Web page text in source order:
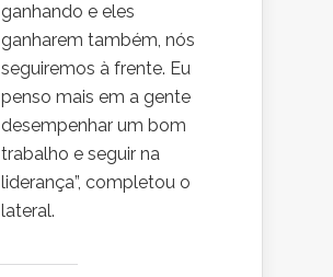
ganhando e eles
ganharem também, nós
seguiremos à frente. Eu
penso mais em a gente
desempenhar um bom
trabalho e seguir na
liderança”, completou o
lateral.